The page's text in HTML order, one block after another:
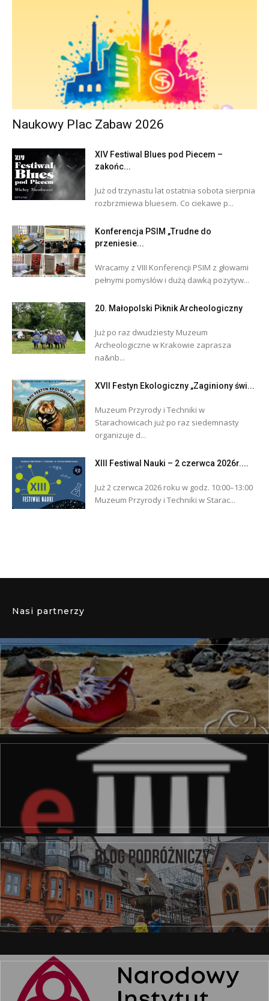
Naukowy Plac Zabaw 2026
XIV Festiwal Blues pod Piecem –
zakońc...
Już od trzynastu lat ostatnia sobota sierpnia
rozbrzmiewa bluesem. Co ciekawe p...
Konferencja PSIM „Trudne do
przeniesie...
Wracamy z VIII Konferencji PSIM z głowami
pełnymi pomysłów i dużą dawką pozytyw...
20. Małopolski Piknik Archeologiczny
Już po raz dwudziesty Muzeum
Archeologiczne w Krakowie zaprasza
na&nb...
XVII Festyn Ekologiczny „Zaginiony świ...
Muzeum Przyrody i Techniki w
Starachowicach już po raz siedemnasty
organizuje d...
XIII Festiwal Nauki – 2 czerwca 2026r....
Już 2 czerwca 2026 roku w godz. 10:00–13:00
Muzeum Przyrody i Techniki w Starac...
Nasi partnerzy